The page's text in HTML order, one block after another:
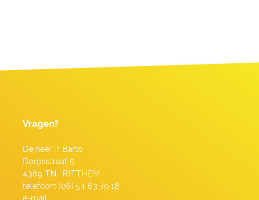
Vragen?
De heer P. Barto
Dorpsstraat 5
4389 TN RITTHEM
telefoon: (06) 54 63 79 18